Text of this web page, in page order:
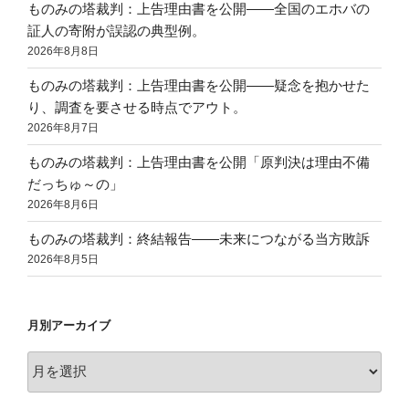
ものみの塔裁判：上告理由書を公開——全国のエホバの
証人の寄附が誤認の典型例。
2026年8月8日
ものみの塔裁判：上告理由書を公開——疑念を抱かせた
り、調査を要させる時点でアウト。
2026年8月7日
ものみの塔裁判：上告理由書を公開「原判決は理由不備
だっちゅ～の」
2026年8月6日
ものみの塔裁判：終結報告——未来につながる当方敗訴
2026年8月5日
月別アーカイブ
別